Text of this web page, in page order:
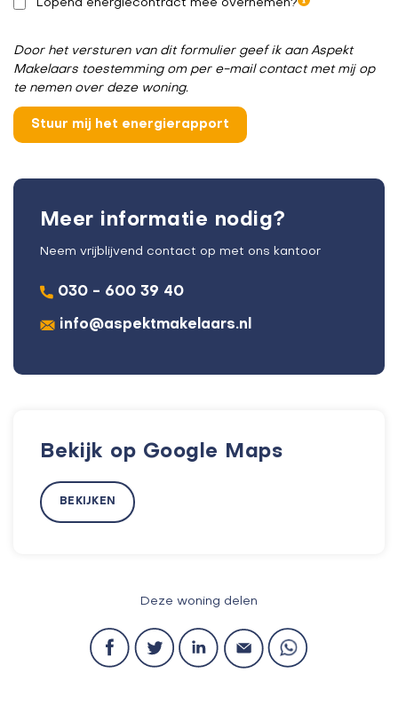
Lopend energiecontract mee overnemen?
Door het versturen van dit formulier geef ik aan Aspekt
Makelaars toestemming om per e-mail contact met mij op
te nemen over deze woning.
Meer informatie nodig?
Neem vrijblijvend contact op met ons kantoor
030 - 600 39 40
info@aspektmakelaars.nl
Bekijk op Google Maps
BEKIJKEN
Deze woning delen